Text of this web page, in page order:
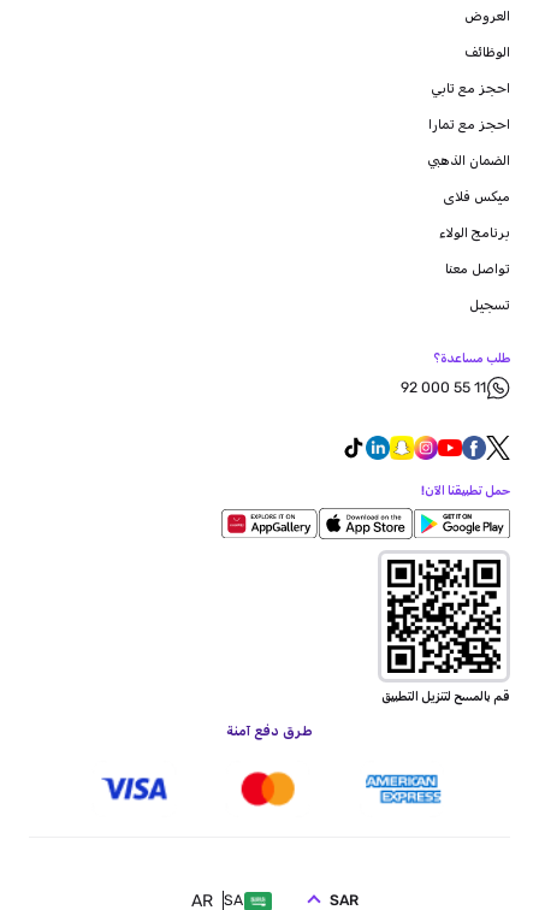
العروض
الوظائف
احجز مع تابي
احجز مع تمارا
الضمان الذهبي
ميكس فلاى
برنامج الولاء
تواصل معنا
تسجيل
طلب مساعدة؟
92 000 55 11
حمل تطبيقنا الآن!
قم بالمسح لتنزيل التطبيق
طرق دفع آمنة
SA
AR SAR